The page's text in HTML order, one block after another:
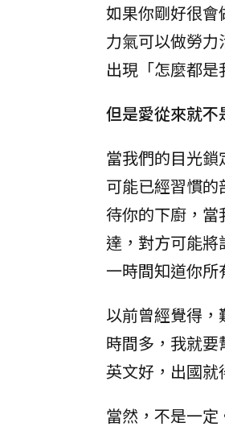
如果你剛好很
力氣可以做勞
出現「怎麼都是
但是愛從來就不
當我們的目光
可能已經習慣
待你的下廚，
達，對方可能
一時間知道你所
以前曾經覺得
時間多，我就
英文好，出國就
當然，不是一